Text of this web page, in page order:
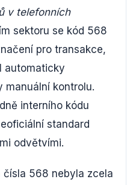
v telefonních
sektoru se kód 568
pro transakce,
automaticky
manuální kontrolu.
interního kódu
standard
odvětvími.
čísla 568 nebyla zcela